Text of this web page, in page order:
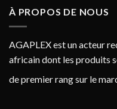
À PROPOS DE NOUS
AGAPLEX est un acteur
africain dont les produits
de premier rang sur le